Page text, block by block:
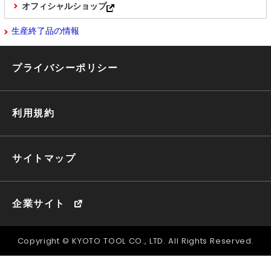
オフィシャルショップ
生産終了品の情報
プライバシーポリシー
利用規約
サイトマップ
企業サイト
Copyright © KYOTO TOOL CO., LTD. All Rights Reserved.